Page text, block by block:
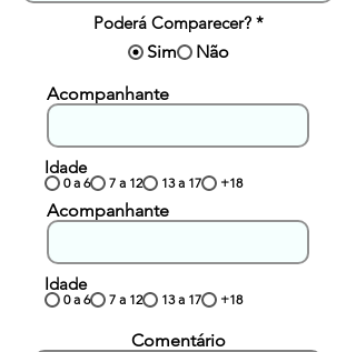
Poderá Comparecer? *
Sim
Não
Acompanhante
Idade
0 a 6 7 a 12 13 a 17 +18
Acompanhante
Idade
0 a 6 7 a 12 13 a 17 +18
Comentário